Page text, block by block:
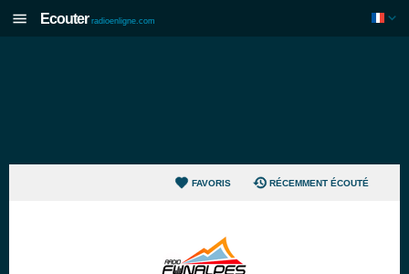
Ecouter radioenligne.com
FAVORIS RÉCEMMENT ÉCOUTÉ